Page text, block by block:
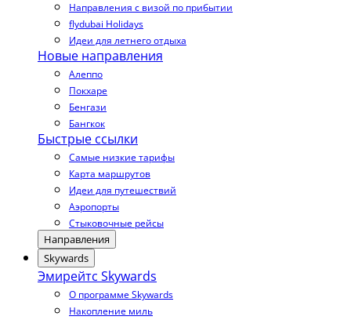
Направления с визой по прибытии
flydubai Holidays
Идеи для летнего отдыха
Новые направления
Алеппо
Покхаре
Бенгази
Бангкок
Быстрые ссылки
Самые низкие тарифы
Карта маршрутов
Идеи для путешествий
Аэропорты
Стыковочные рейсы
Направления
Skywards
Эмирейтс Skywards
О программе Skywards
Накопление миль